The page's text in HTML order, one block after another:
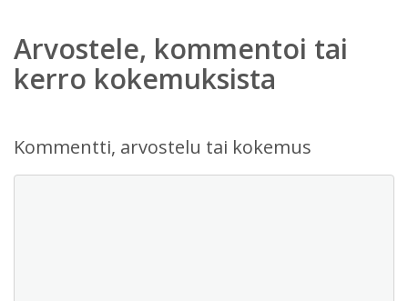
Arvostele, kommentoi tai
kerro kokemuksista
Kommentti, arvostelu tai kokemus